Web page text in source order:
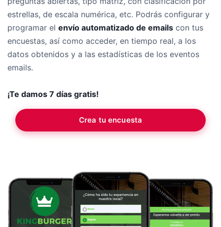
estrellas, de escala numérica, etc. Podrás configurar y
programar el envío automatizado de emails con tus
encuestas, así como acceder, en tiempo real, a los
datos obtenidos y a las estadísticas de los eventos
emails.
¡Te damos 7 días gratis!
Crea tu encuesta